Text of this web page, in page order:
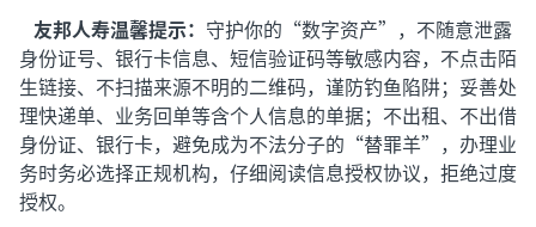
友邦人寿温馨提示： 守护你的“数字资产”，不随意泄露
身份证号、银行卡信息、短信验证码等敏感内容，不点击陌
生链接、不扫描来源不明的二维码，谨防钓鱼陷阱；妥善处
理快递单、业务回单等含个人信息的单据；不出租、不出借
身份证、银行卡，避免成为不法分子的“替罪羊”，办理业
务时务必选择正规机构，仔细阅读信息授权协议，拒绝过度
授权。